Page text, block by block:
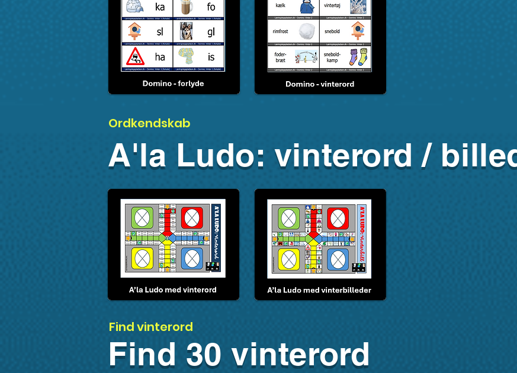
Ordkendskab
A'la Ludo: vinterord /
Find vinterord
Find 30 vinterord